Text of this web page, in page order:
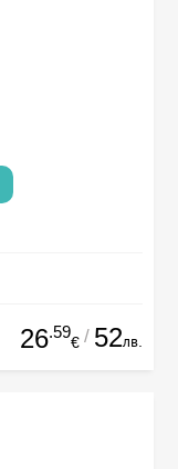
26.59
€ / 52лв.